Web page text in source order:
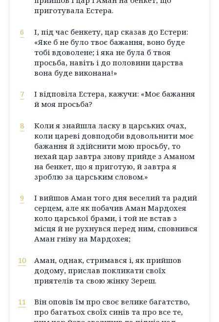
приготувала Естера.
6
І, під час бенкету, цар сказав до Естери:
«Яке б не було твоє бажання, воно буде
тобі вдоволене; і яка не була б твоя
просьба, навіть і до половини царства
вона буде виконана!»
7
І відповіла Естера, кажучи: «Моє бажання
й моя просьба?
8
Коли я знайшла ласку в царських очах,
коли цареві довподоби вдовольнити моє
бажання й здійснити мою просьбу, то
нехай цар завтра знову прийде з Аманом
на бенкет, що я приготую, й завтра я
зроблю за царським словом.»
9
І вийшов Аман того дня веселий та радий
серцем, але як побачив Аман Мардохея
коло царської брами, і той не встав з
місця й не рухнувся перед ним, сповнився
Аман гніву на Мардохея;
10
Аман, однак, стримався і, як прийшов
додому, прислав покликати своїх
приятелів та свою жінку Зереш.
11
Він оповів їм про своє велике багатство,
про багатьох своїх синів та про все те,